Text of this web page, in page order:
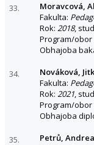
33.
Moravcová,
Fakulta:
Rok: 2018,
Program/obor
Obhajoba
34.
Nováková,
Fakulta:
Rok: 2021,
Program/obor
Obhajoba
35.
Petrů, Andrea